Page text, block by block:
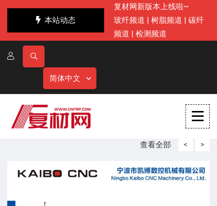
本站动态
复材网新版本上线啦~
玻纤频道 | 树脂频道 | 碳纤
频道 | 检测频道
简体中文
查看全部 < >